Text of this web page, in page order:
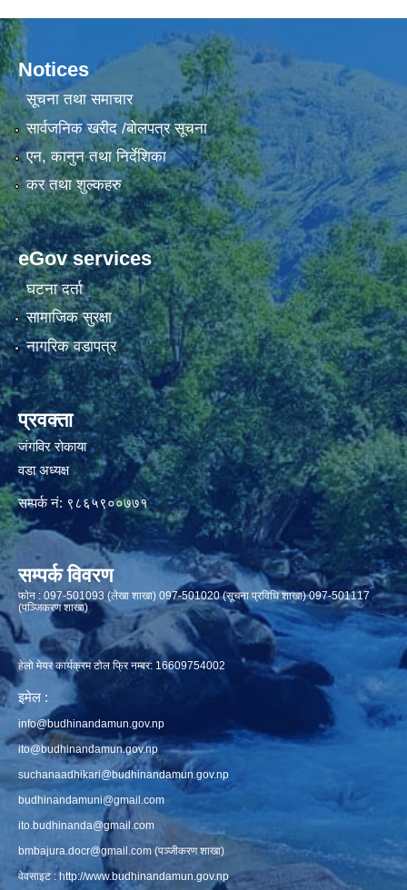
Notices
सूचना तथा समाचार
सार्वजनिक खरीद /बोलपत्र सूचना
एन, कानुन तथा निर्देशिका
कर तथा शुल्कहरु
eGov services
घटना दर्ता
सामाजिक सुरक्षा
नागरिक वडापत्र
प्रवक्ता
जंगविर रोकाया
वडा अध्यक्ष
सम्पर्क नं: ९८६५९००७७१
सम्पर्क विवरण
फाेन : 097-501093 (लेखा शाखा) 097-501020 (सूचना प्रविधि शाखा) 097-501117
(पञ्जिकरण शाखा)
हेलो मेयर कार्यक्रम टोल फ्रि नम्बर: 16609754002
इमेल :
info@budhinandamun.gov.np
ito@budhinandamun.gov.np
suchanaadhikari@budhinandamun.gov.np
budhinandamuni@gmail.com
ito.budhinanda@gmail.com
bmbajura.docr@gmail.com (पञ्जीकरण शाखा)
वेवसाइट :http://www.budhinandamun.gov.np